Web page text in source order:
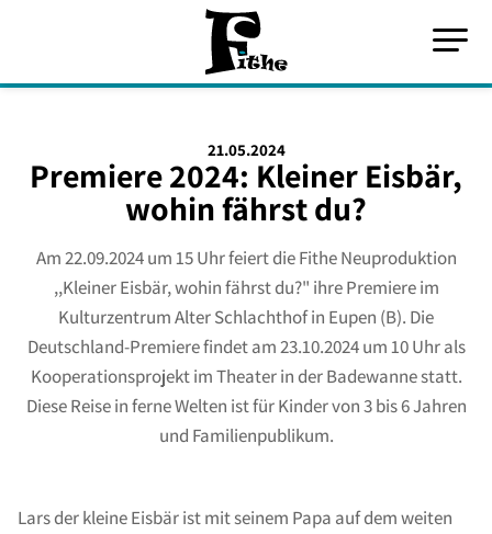
21.05.2024
Premiere 2024: Kleiner Eisbär,
wohin fährst du?
Am 22.09.2024 um 15 Uhr feiert die Fithe Neuproduktion
,,Kleiner Eisbär, wohin fährst du?" ihre Premiere im
Kulturzentrum Alter Schlachthof in Eupen (B). Die
Deutschland-Premiere findet am 23.10.2024 um 10 Uhr als
Kooperationsprojekt im Theater in der Badewanne statt.
Diese Reise in ferne Welten ist für Kinder von 3 bis 6 Jahren
und Familienpublikum.
Lars der kleine Eisbär ist mit seinem Papa auf dem weiten